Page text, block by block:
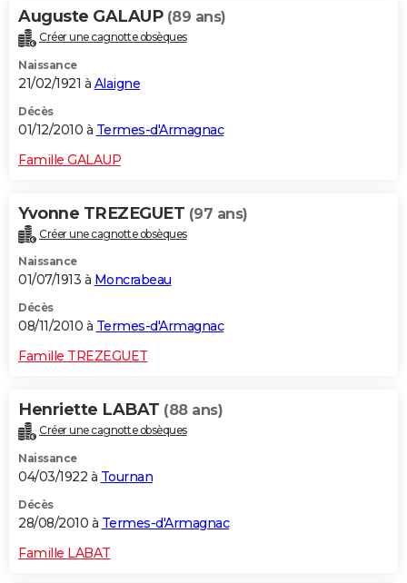
Auguste GALAUP (89 ans)
Créer une cagnotte obsèques
Naissance
21/02/1921 à Alaigne
Décès
01/12/2010 à Termes-d'Armagnac
Famille GALAUP
Yvonne TREZEGUET (97 ans)
Créer une cagnotte obsèques
Naissance
01/07/1913 à Moncrabeau
Décès
08/11/2010 à Termes-d'Armagnac
Famille TREZEGUET
Henriette LABAT (88 ans)
Créer une cagnotte obsèques
Naissance
04/03/1922 à Tournan
Décès
28/08/2010 à Termes-d'Armagnac
Famille LABAT